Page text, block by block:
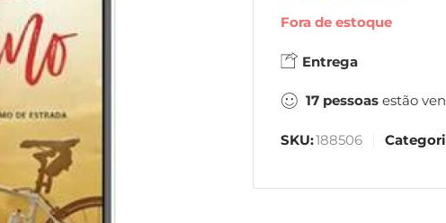
Fora de estoque
Entrega
17 pessoas estão
SKU:188506